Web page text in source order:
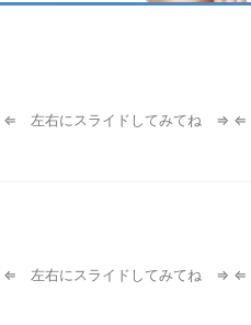
⇒ ⇐ 左右にスライドしてみてね ⇒
⇒ ⇐ 左右にスライドしてみてね ⇒